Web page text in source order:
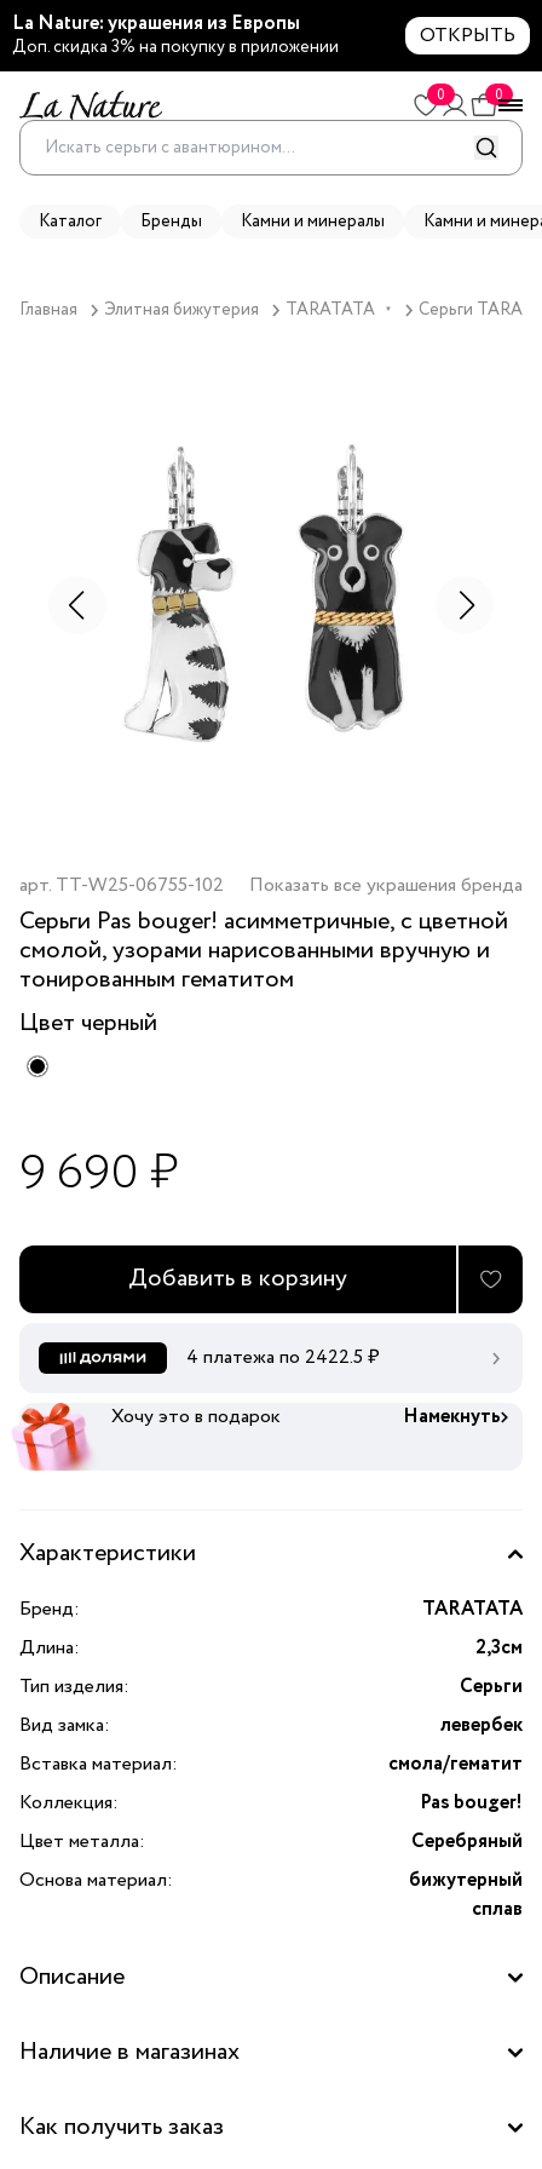
La Nature: украшения из Европы
Доп. скидка 3% на покупку в приложении ОТКРЫТЬ
0 0
Каталог Бренды Камни и минералы Камни и
Главная Элитная бижутерия TARATATA ▼ Серьги
арт. TT-W25-06755-102 Показать все украшения бренда
Серьги Pas bouger! асимметричные, с цветной
смолой, узорами нарисованными вручную и
тонированным гематитом
Цвет черный
9 690 ₽
Добавить в корзину
4 платежа по 2422.5 ₽
Хочу это в подарок Намекнуть
Характеристики
Бренд:
TARATATA
Длина:
2,3см
Тип изделия:
Серьги
Вид замка:
левербек
Вставка материал:
смола/гематит
Коллекция:
Pas bouger!
Цвет металла:
Серебряный
Основа материал:
бижутерный
сплав
Описание
узорами нарисованными вручную и тонированным
оригинальная модель выполнена на основе серебристого
Наличие в магазинах
Бутик "La Nature" в ТД "Дружба", Москва
Как получить заказ